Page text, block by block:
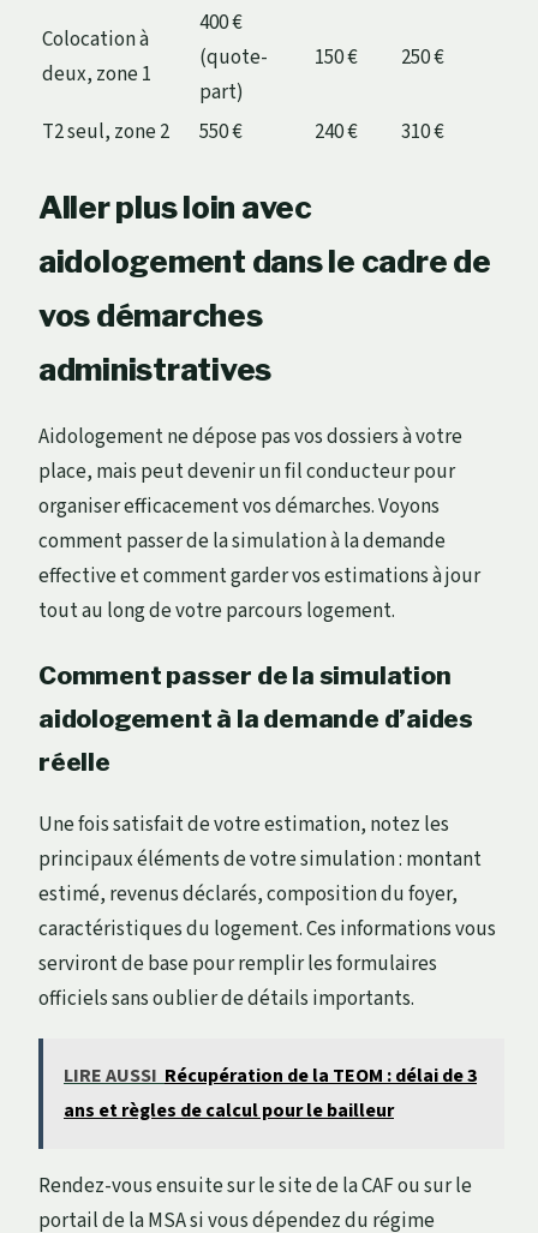
Colocation à
deux, zone 1
400 €
(quote-
part)
150 € 250 €
T2 seul, zone 2 550 € 240 € 310 €
Aller plus loin avec
aidologement dans le cadre de
vos démarches
administratives
Aidologement ne dépose pas vos dossiers à votre
place, mais peut devenir un fil conducteur pour
organiser efficacement vos démarches. Voyons
comment passer de la simulation à la demande
effective et comment garder vos estimations à jour
tout au long de votre parcours logement.
Comment passer de la simulation
aidologement à la demande d’aides
réelle
Une fois satisfait de votre estimation, notez les
principaux éléments de votre simulation : montant
estimé, revenus déclarés, composition du foyer,
caractéristiques du logement. Ces informations vous
serviront de base pour remplir les formulaires
officiels sans oublier de détails importants.
LIRE AUSSI Récupération de la TEOM : délai de 3
ans et règles de calcul pour le bailleur
Rendez-vous ensuite sur le site de la CAF ou sur le
portail de la MSA si vous dépendez du régime